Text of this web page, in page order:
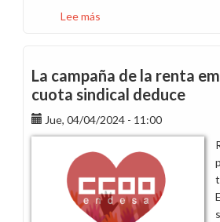
Lee más
sindical
deduce
en
la
declaración
de
renta
La campaña de la renta
cuota sindical deduce
Jue, 04/04/2024 - 11:00